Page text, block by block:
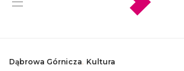
Dąbrowa Górnicza, Kultura